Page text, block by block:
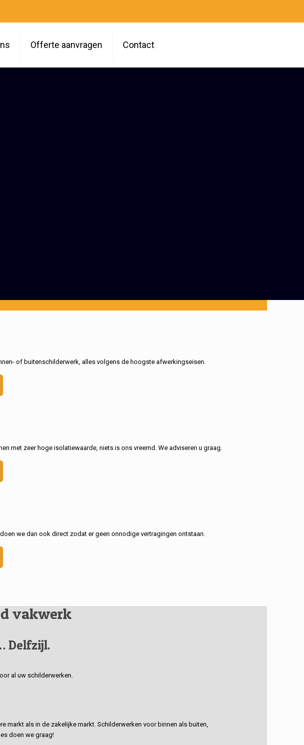
Offerte aanvragen Contact
of buitenschilderwerk, alles volgens de hoogste afwerkingseisen.
met zeer hoge isolatiewaarde, niets is ons vreemd. We adviseren u graag.
we dan ook direct zodat er geen onnodige vertragingen ontstaan.
vakwerk
Delfzijl.
al uw schilderwerken.
markt als in de zakelijke markt. Schilderwerken voor binnen als buiten,
doen we graag!